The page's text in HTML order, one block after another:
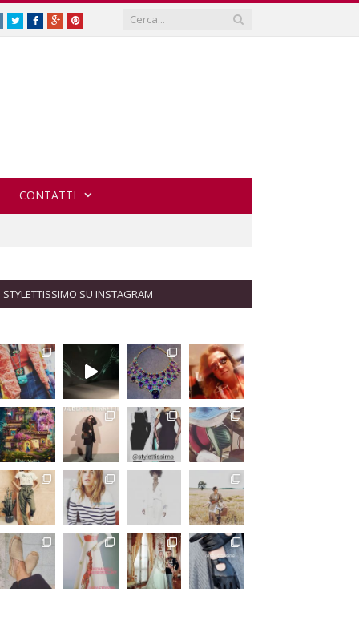
TwitterFacebook
Google
Plus
Pinterest
CONTATTI
STYLETTISSIMO SU INSTAGRAM